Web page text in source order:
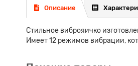
Описание
Стильное виброяичко
Имеет 12 режимов вибрации,